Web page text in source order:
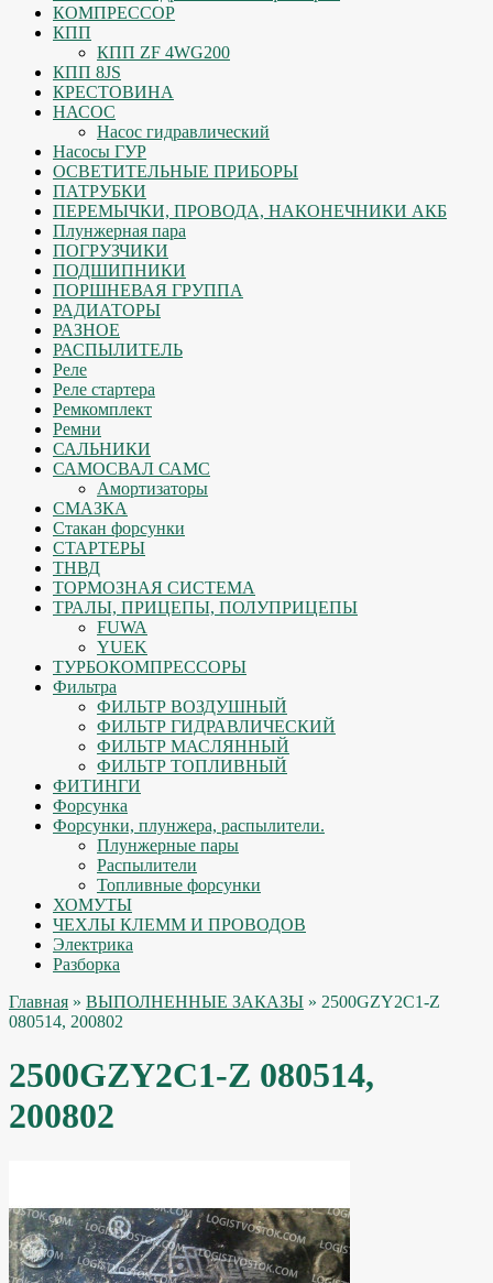
КОМПРЕССОР
КПП
КПП ZF 4WG200
КПП 8JS
КРЕСТОВИНА
НАСОС
Насос гидравлический
Насосы ГУР
ОСВЕТИТЕЛЬНЫЕ ПРИБОРЫ
ПАТРУБКИ
ПЕРЕМЫЧКИ, ПРОВОДА, НАКОНЕЧНИКИ АКБ
Плунжерная пара
ПОГРУЗЧИКИ
ПОДШИПНИКИ
ПОРШНЕВАЯ ГРУППА
РАДИАТОРЫ
РАЗНОЕ
РАСПЫЛИТЕЛЬ
Реле
Реле стартера
Ремкомплект
Ремни
САЛЬНИКИ
САМОСВАЛ САМС
Амортизаторы
СМАЗКА
Стакан форсунки
СТАРТЕРЫ
ТНВД
ТОРМОЗНАЯ СИСТЕМА
ТРАЛЫ, ПРИЦЕПЫ, ПОЛУПРИЦЕПЫ
FUWA
YUEK
ТУРБОКОМПРЕССОРЫ
Фильтра
ФИЛЬТР ВОЗДУШНЫЙ
ФИЛЬТР ГИДРАВЛИЧЕСКИЙ
ФИЛЬТР МАСЛЯННЫЙ
ФИЛЬТР ТОПЛИВНЫЙ
ФИТИНГИ
Форсунка
Форсунки, плунжера, распылители.
Плунжерные пары
Распылители
Топливные форсунки
ХОМУТЫ
ЧЕХЛЫ КЛЕММ И ПРОВОДОВ
Электрика
Разборка
Главная » ВЫПОЛНЕННЫЕ ЗАКАЗЫ » 2500GZY2C1-Z
080514, 200802
2500GZY2C1-Z 080514,
200802